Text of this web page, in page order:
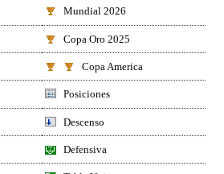
Mundial 2026
Copa Oro 2025
Copa America
Posiciones
Descenso
Defensiva